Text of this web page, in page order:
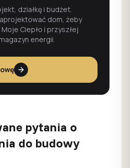
działkę i budżet.
dom, żeby
Ciepło i przyszłej
energii.
pytania o
do budowy